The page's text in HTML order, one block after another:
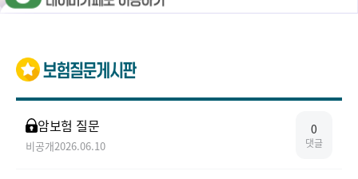
암보험 질문
비공개2026.06.10
0
댓글